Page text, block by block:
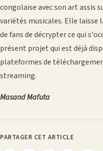
congolaise avec son art assis
variétés musicales. Elle laisse
de fans de décrypter ce qui
présent projet qui est déjà
plateformes de
streaming.
Masand Mafuta
PARTAGER CET ARTICLE